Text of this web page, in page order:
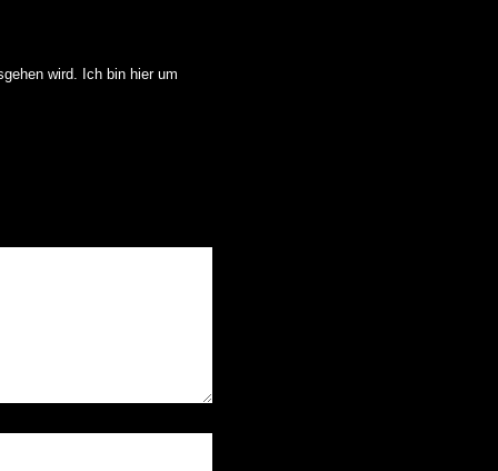
wird. Ich bin hier um